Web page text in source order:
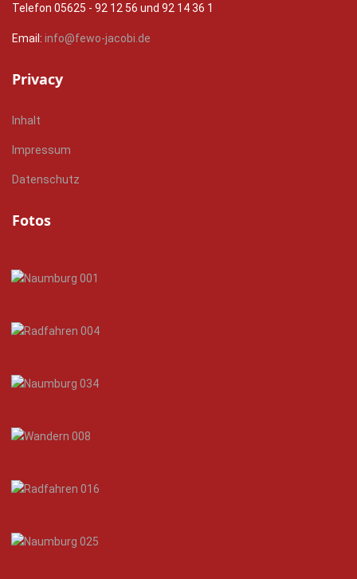
Telefon 05625 - 92 12 56 und 92 14 36 1
Email: info@fewo-jacobi.de
Privacy
Inhalt
Impressum
Datenschutz
Fotos